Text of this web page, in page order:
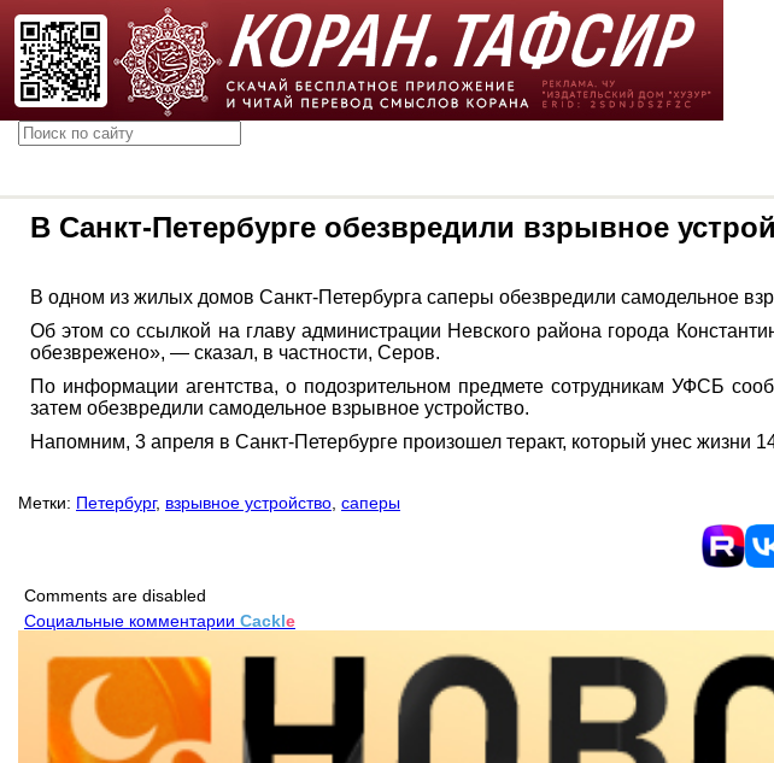
В Санкт-Петербурге обезвредили взрывное
В одном из жилых домов Санкт-Петербурга саперы обезвредили самодельное
Об этом со ссылкой на главу администрации Невского района города
обезврежено», — сказал, в частности, Серов.
По информации агентства, о подозрительном предмете сотрудникам УФСБ
затем обезвредили самодельное взрывное устройство.
Напомним, 3 апреля в Санкт-Петербурге произошел теракт, который унес жизни
Метки: Петербург, взрывное устройство саперы
Comments are disabled
Социальные комментарии Cackle